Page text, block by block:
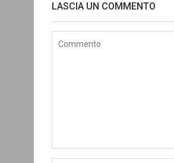
LASCIA UN COMMENTO